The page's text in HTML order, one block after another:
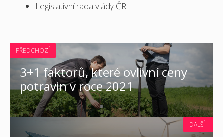
Legislativní rada vlády ČR
PŘEDCHOZÍ
3+1 faktorů, které ovlivní ceny
potravin v roce 2021
DALŠÍ